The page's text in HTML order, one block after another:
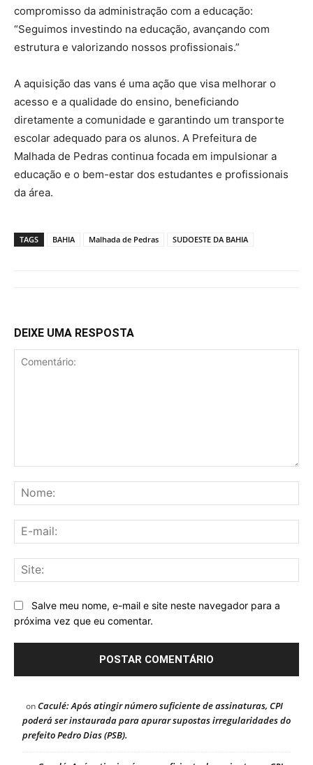
compromisso da administração com a educação:
“Seguimos investindo na educação, avançando com
estrutura e valorizando nossos profissionais.”
A aquisição das vans é uma ação que visa melhorar o
acesso e a qualidade do ensino, beneficiando
diretamente a comunidade e garantindo um transporte
escolar adequado para os alunos. A Prefeitura de
Malhada de Pedras continua focada em impulsionar a
educação e o bem-estar dos estudantes e profissionais
da área.
TAGS BAHIA Malhada de Pedras SUDOESTE DA BAHIA
DEIXE UMA RESPOSTA
Salve meu nome, e-mail e site neste navegador para a
próxima vez que eu comentar.
onCaculé: Após atingir número suficiente de assinaturas, CPI
poderá ser instaurada para apurar supostas irregularidades do
prefeito Pedro Dias (PSB).